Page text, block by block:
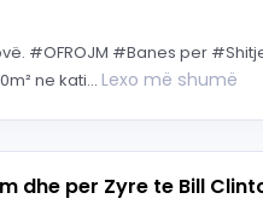
#OFROJM #Banes per
ne kati... Lexo më shumë
dhe per Zyre te Bill